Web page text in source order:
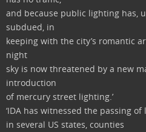
and because public lighting has,
subdued, in
keeping with the city’s romantic
night
sky is now threatened by a new
introduction
of mercury street lighting.’
‘IDA has witnessed the passing
in several US states, counties